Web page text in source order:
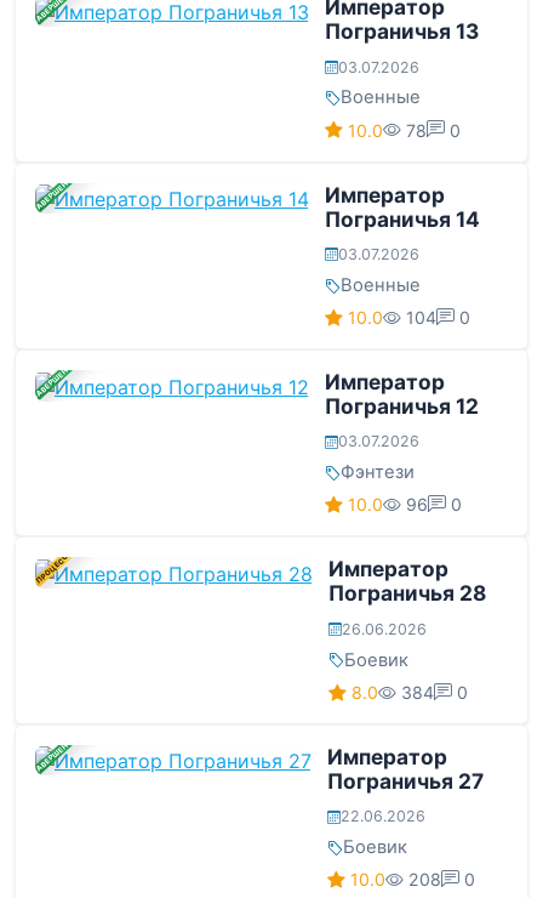
Император
Пограничья 13
03.07.2026
Военные
10.0 78 0
ЗАВЕРШЕНА
Император
Пограничья 14
03.07.2026
Военные
10.0 104 0
ЗАВЕРШЕНА
Император
Пограничья 12
03.07.2026
Фэнтези
10.0 96 0
В ПРОЦЕССЕ
Император
Пограничья 28
26.06.2026
Боевик
8.0 384 0
ЗАВЕРШЕНА
Император
Пограничья 27
22.06.2026
Боевик
10.0 208 0